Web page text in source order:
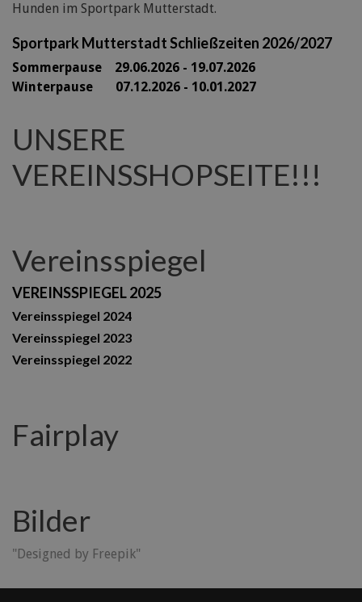
Hunden im Sportpark Mutterstadt.
Sportpark Mutterstadt Schließzeiten 2026/2027
Sommerpause 29.06.2026 - 19.07.2026
Winterpause 07.12.2026 - 10.01.2027
UNSERE
VEREINSSHOPSEITE!!!
Vereinsspiegel
VEREINSSPIEGEL 2025
Vereinsspiegel 2024
Vereinsspiegel 2023
Vereinsspiegel 2022
Fairplay
Bilder
"Designed by Freepik"